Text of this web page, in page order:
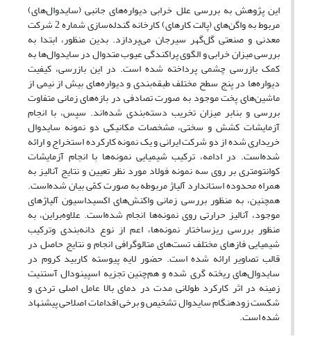
این پژوهش به بررسی علل خرابی دیواره‌های جانبی (سایدوال‌های)
مربوط به واگن‌های (پالت کارهای) کارخانه گندله‌سازی شماره 2 شرکت
معدنی و صنعتی گل‌گهر سیرجان می‌پردازد. بدین منظور، ابتدا به
بررسی میزان خرابی و الگوی پراکندگی عیوب متدوال در سایدوال‌ها به
کمک بازرسی چشمی پرداخته شده است. در این بازرسی، کیفیت
دیواره‌ها در پنج سطح مختلف طبقه‌بندی و دیواره‌های بیش از نیمی از
ماشین‌های پخت موجود به صورت تصادفی در بازه‌های زمانی متفاوت
بررسی و بنا‌بر میزان تخریب دسته‌بندی شده‌اند. سپس، با انجام
آزمایشات کشش و سختی، مشخصات مکانیکی دو نمونه سایدوال
خریداری شده از دو شرکت ایرانی و یک نمونه کارکرده استخراج و ارائه
شده‌است. در ادامه، ترکیب شیمیایی نمونه‌ها با انجام آزمایشات
کوانتومتری بر روی سه نمونه فولاد مورد ‌نظر تعیین و نتایج آنالیز به
همراه محدوده استاندارد آلیاژ مربوطه به صورت کمّی بیان شده‌است.
همچنین، به منظور بررسی زمانی واکنش‌های اکسیداسیون آلیاژ‌های
موجود، آنالیز حرارتی روی نمونه‌ها انجام شده‌است. علاوه‌براین، به
منظور بررسی ریزساختار نمونه‌ها، اعم از نوع دانه‌بندی وترکیب
شیمیایی فازهای مختلف تست‌های متالوگرافی انجام و نتایج حاصل در
قالب تصاویر ارائه شده است. حضور لایه پیوسته کاربید کروم در
سایدوال‌های ریخته گری شده و هم‌چنین تجزیه اسپینودال آستنیت
زمینه در اثر کارکرد طولانی مدت در دمای بالا عامل اصلی تردی و
شکست زودهنگام سایدوال تشخیص و برخی اقدامات اصلاحی پیشنهاد
شده است.